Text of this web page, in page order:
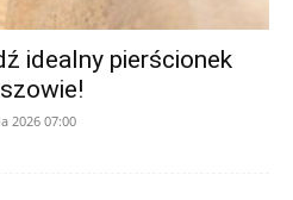
idealny pierścionek
2026 07:00